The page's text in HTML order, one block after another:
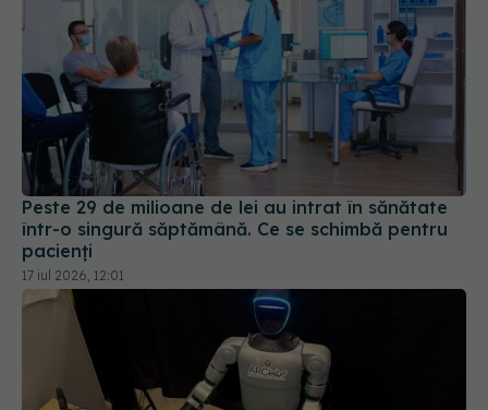
Peste 29 de milioane de lei au intrat în sănătate
într-o singură săptămână. Ce se schimbă pentru
pacienți
17 iul 2026, 12:01